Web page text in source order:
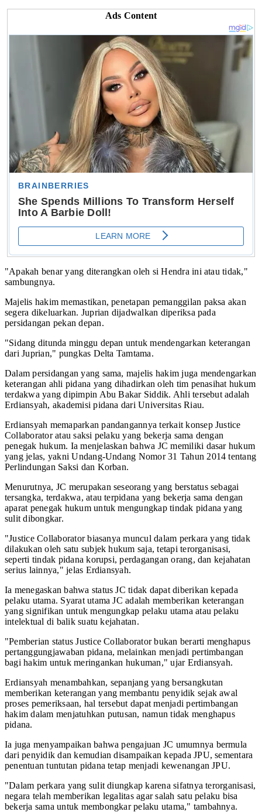
Ads Content
"Apakah benar yang diterangkan oleh si Hendra ini atau tidak,"
sambungnya.
Majelis hakim memastikan, penetapan pemanggilan paksa akan
segera dikeluarkan. Juprian dijadwalkan diperiksa pada
persidangan pekan depan.
"Sidang ditunda minggu depan untuk mendengarkan keterangan
dari Juprian," pungkas Delta Tamtama.
Dalam persidangan yang sama, majelis hakim juga mendengarkan
keterangan ahli pidana yang dihadirkan oleh tim penasihat hukum
terdakwa yang dipimpin Abu Bakar Siddik. Ahli tersebut adalah
Erdiansyah, akademisi pidana dari Universitas Riau.
Erdiansyah memaparkan pandangannya terkait konsep Justice
Collaborator atau saksi pelaku yang bekerja sama dengan
penegak hukum. Ia menjelaskan bahwa JC memiliki dasar hukum
yang jelas, yakni Undang-Undang Nomor 31 Tahun 2014 tentang
Perlindungan Saksi dan Korban.
Menurutnya, JC merupakan seseorang yang berstatus sebagai
tersangka, terdakwa, atau terpidana yang bekerja sama dengan
aparat penegak hukum untuk mengungkap tindak pidana yang
sulit dibongkar.
"Justice Collaborator biasanya muncul dalam perkara yang tidak
dilakukan oleh satu subjek hukum saja, tetapi terorganisasi,
seperti tindak pidana korupsi, perdagangan orang, dan kejahatan
serius lainnya," jelas Erdiansyah.
Ia menegaskan bahwa status JC tidak dapat diberikan kepada
pelaku utama. Syarat utama JC adalah memberikan keterangan
yang signifikan untuk mengungkap pelaku utama atau pelaku
intelektual di balik suatu kejahatan.
"Pemberian status Justice Collaborator bukan berarti menghapus
pertanggungjawaban pidana, melainkan menjadi pertimbangan
bagi hakim untuk meringankan hukuman," ujar Erdiansyah.
Erdiansyah menambahkan, sepanjang yang bersangkutan
memberikan keterangan yang membantu penyidik sejak awal
proses pemeriksaan, hal tersebut dapat menjadi pertimbangan
hakim dalam menjatuhkan putusan, namun tidak menghapus
pidana.
Ia juga menyampaikan bahwa pengajuan JC umumnya bermula
dari penyidik dan kemudian disampaikan kepada JPU, sementara
penentuan tuntutan pidana tetap menjadi kewenangan JPU.
"Dalam perkara yang sulit diungkap karena sifatnya terorganisasi,
negara telah memberikan legalitas agar salah satu pelaku bisa
bekerja sama untuk membongkar pelaku utama," tambahnya.